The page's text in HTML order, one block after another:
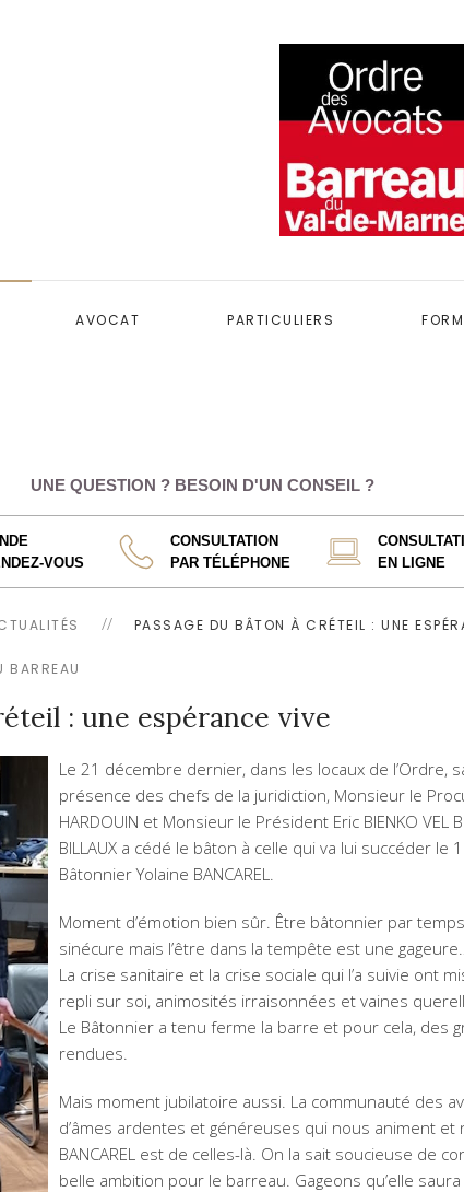
AVOCAT PARTICULIERS
UNE QUESTION ? BESOIN D'UN CONSEIL ?
VOUS
CONSULTATION
PAR TÉLÉPHONE
EN LIGNE
PASSAGE DU BÂTON À CRÉTEIL : UNE
BARREAU
: une espérance vive
Le 21 décembre dernier, dans les locaux de l’Ordre,
présence des chefs de la juridiction, Monsieur le
HARDOUIN et Monsieur le Président Eric BIENKO VEL
BILLAUX a cédé le bâton à celle qui va lui succéder le
Bâtonnier Yolaine BANCAREL.
Moment d’émotion bien sûr. Être bâtonnier par
sinécure mais l’être dans la tempête est une
La crise sanitaire et la crise sociale qui l’a suivie ont
repli sur soi, animosités irraisonnées et vaines
Le Bâtonnier a tenu ferme la barre et pour cela, des
rendues.
Mais moment jubilatoire aussi. La communauté des
d’âmes ardentes et généreuses qui nous animent et
BANCAREL est de celles-là. On la sait soucieuse de
belle ambition pour le barreau. Gageons qu’elle